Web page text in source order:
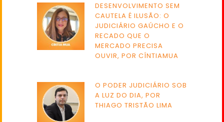
DESENVOLVIMENTO SEM
CAUTELA É ILUSÃO: O
JUDICIÁRIO GAÚCHO E O
RECADO QUE O
MERCADO PRECISA
OUVIR, POR CÍNTIAMUA
O PODER JUDICIÁRIO SOB
A LUZ DO DIA, POR
THIAGO TRISTÃO LIMA